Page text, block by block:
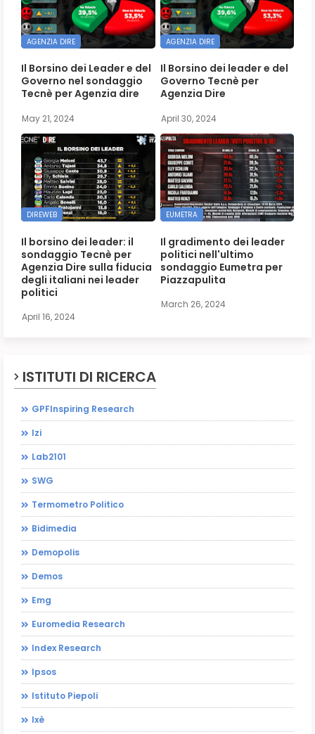
AGENZIA DIRE
Il Borsino dei Leader e del
Governo nel sondaggio
Tecnè per Agenzia dire
May 21, 2024
AGENZIA DIRE
Il Borsino dei leader e del
Governo Tecnè per
Agenzia Dire
April 30, 2024
DIREWEB
Il borsino dei leader: il
sondaggio Tecnè per
Agenzia Dire sulla fiducia
degli italiani nei leader
politici
April 16, 2024
EUMETRA
Il gradimento dei leader
politici nell'ultimo
sondaggio Eumetra per
Piazzapulita
March 26, 2024
ISTITUTI DI RICERCA
GPFInspiring Research
Izi
Lab2101
SWG
Termometro Politico
Bidimedia
Demopolis
Demos
Emg
Euromedia Research
Index Research
Ipsos
Istituto Piepoli
Ixè